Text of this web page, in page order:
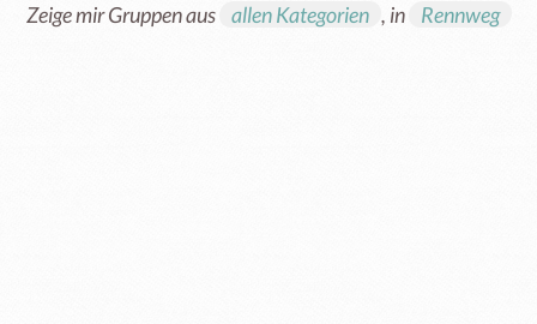
Zeige mir Gruppen aus allen Kategorien , in Rennweg